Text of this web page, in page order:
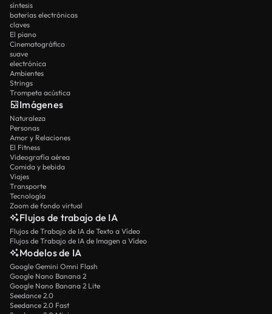
síntesis
baterías electrónicas
claves
El piano
Cinematográfico
suave
electrónica
Ambientes
Strings
Trompeta acústica
Imágenes
Naturaleza
Personas
Amor y Relaciones
El Fitness
Videografía aérea
Comida y bebida
Viajes
Transporte
Tecnología
Zoom de fondo virtual
Flujos de trabajo de IA
Flujos de Trabajo de IA de Texto a Vídeo
Flujos de Trabajo de IA de Imagen a Vídeo
Modelos de IA
Google Gemini Omni Flash
Google Nano Banana 2
Google Nano Banana 2 Lite
Seedance 2.0
Seedance 2.0 Fast